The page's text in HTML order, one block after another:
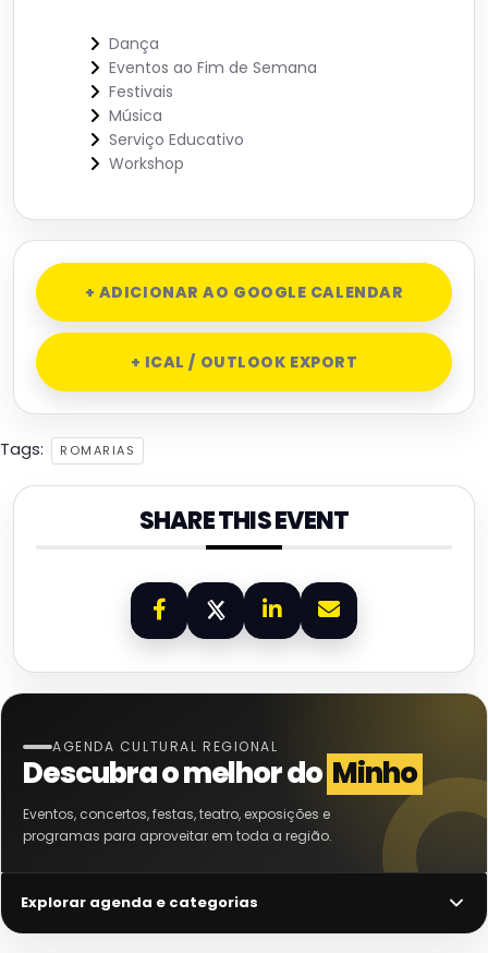
Dança
Eventos ao Fim de Semana
Festivais
Música
Serviço Educativo
Workshop
+ ADICIONAR AO GOOGLE CALENDAR
+ ICAL / OUTLOOK EXPORT
Tags: ROMARIAS
SHARE THIS EVENT
AGENDA CULTURAL REGIONAL
Descubra o melhor do Minho
Eventos, concertos, festas, teatro, exposições e
programas para aproveitar em toda a região.
Explorar agenda e categorias